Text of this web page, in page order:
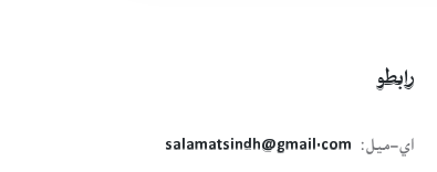
رابطو
اي-ميل:
salamatsindh@gmail.com